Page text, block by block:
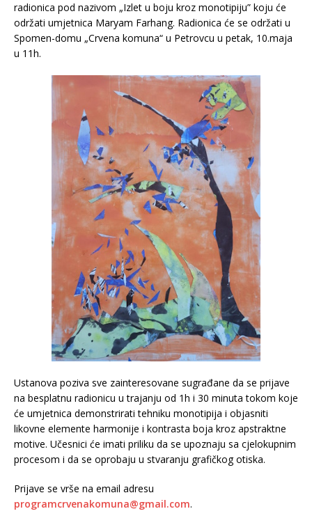
radionica pod nazivom „Izlet u boju kroz monotipiju” koju će
održati umjetnica Maryam Farhang. Radionica će se održati u
Spomen-domu „Crvena komuna“ u Petrovcu u petak, 10.maja
u 11h.
Ustanova poziva sve zainteresovane sugrađane da se prijave
na besplatnu radionicu u trajanju od 1h i 30 minuta tokom koje
će umjetnica demonstrirati tehniku monotipija i objasniti
likovne elemente harmonije i kontrasta boja kroz apstraktne
motive. Učesnici će imati priliku da se upoznaju sa cjelokupnim
procesom i da se oprobaju u stvaranju grafičkog otiska.
Prijave se vrše na email adresu
programcrvenakomuna@gmail.com.